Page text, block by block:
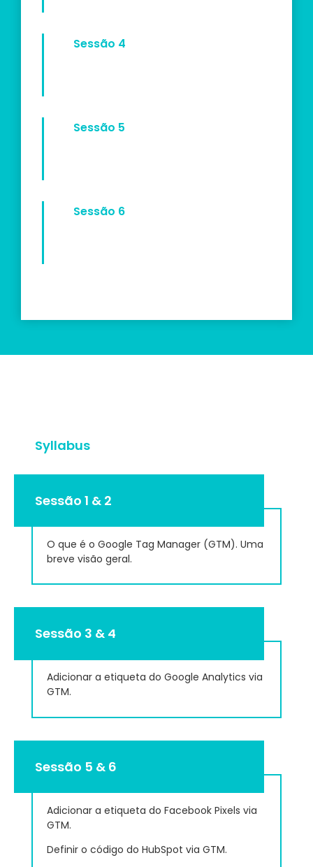
Sessão 4
Sessão 5
Sessão 6
Syllabus
Sessão 1 & 2
O que é o Google Tag Manager (GTM). Uma
breve visão geral.
Sessão 3 & 4
Adicionar a etiqueta do Google Analytics via
GTM.
Sessão 5 & 6
Adicionar a etiqueta do Facebook Pixels via
GTM.
Definir o código do HubSpot via GTM.